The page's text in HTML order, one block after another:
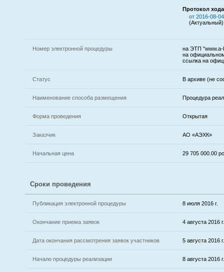
Протокол
от 2016-08-
(Актуальный)
Номер электронной процедуры
на ЭТП "www.a-
на
ссылка на
Статус В архиве (не
Наименование способа размещения Процедура
Форма проведения Открытая
Заказчик АО «АЭХК»
Начальная цена 29 705 000.00
Сроки проведения
Публикация электронной процедуры 8 июля 2016 г.
Окончание приема заявок 4 августа 2016
Дата окончания рассмотрения заявок участников 5 августа 2016
Начало процедуры реализации 8 августа 2016